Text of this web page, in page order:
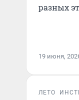
разных
19 июня,
ЛЕТО